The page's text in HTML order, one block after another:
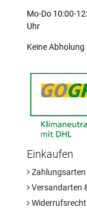
Mo-Do 10:00-
Uhr
Keine
Einkaufen
Zahlungsarten
Versandarten
Widerrufsrecht